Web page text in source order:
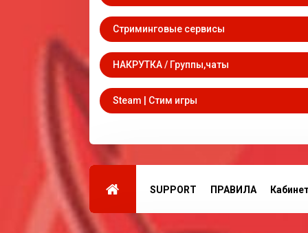
Стриминговые сервисы
НАКРУТКА / Группы,чаты
Steam | Стим игры
SUPPORT ПРАВИЛА